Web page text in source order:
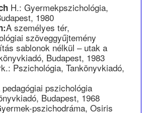
H.: Gyermekpszichológia,
1980
A személyes tér,
szöveggyűjtemény
sablonok nélkül – utak a
Budapest, 1983
Pszichológia, Tankönyvkiadó,
pszichológia
Budapest, 1968
pszichodráma, Osiris